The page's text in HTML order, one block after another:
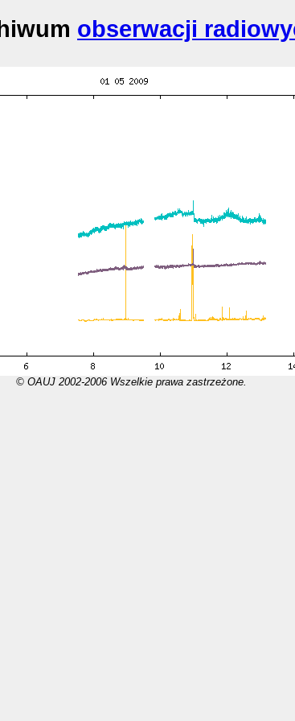
obserwacji
© OAUJ 2002-2006 Wszelkie prawa zastrzeżone.